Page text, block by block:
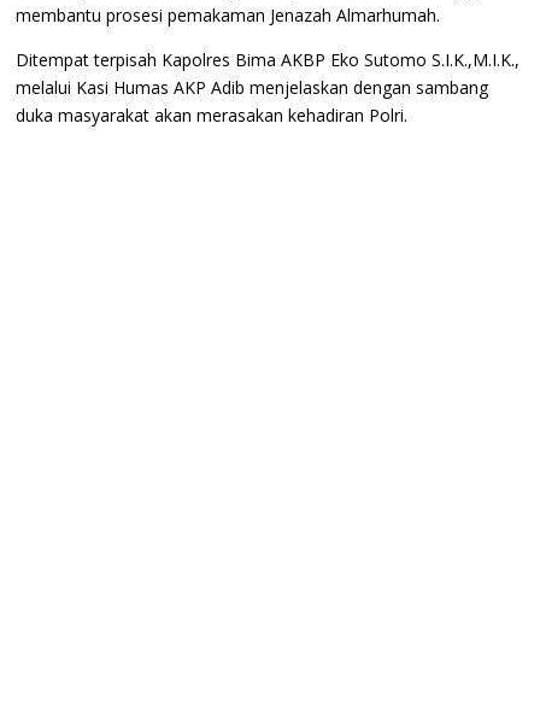
membantu prosesi pemakaman Jenazah Almarhumah.
Ditempat terpisah Kapolres Bima AKBP Eko Sutomo S.I.K.,M.I.K.,
melalui Kasi Humas AKP Adib menjelaskan dengan sambang
duka masyarakat akan merasakan kehadiran Polri.